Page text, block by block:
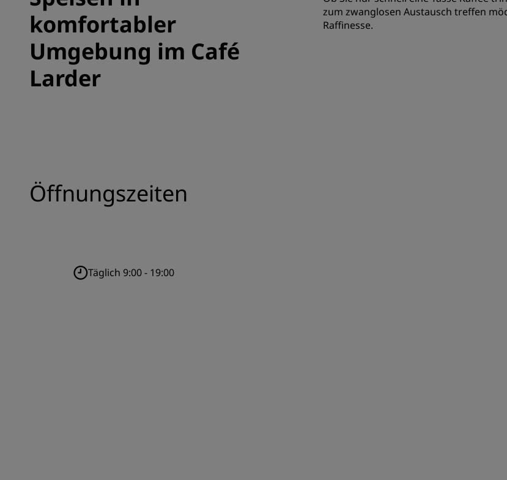
komfortabler
Umgebung im Café
Larder
zum zwanglosen Austausch treffen
Raffinesse.
Öffnungszeiten
Täglich 9:00 - 19:00